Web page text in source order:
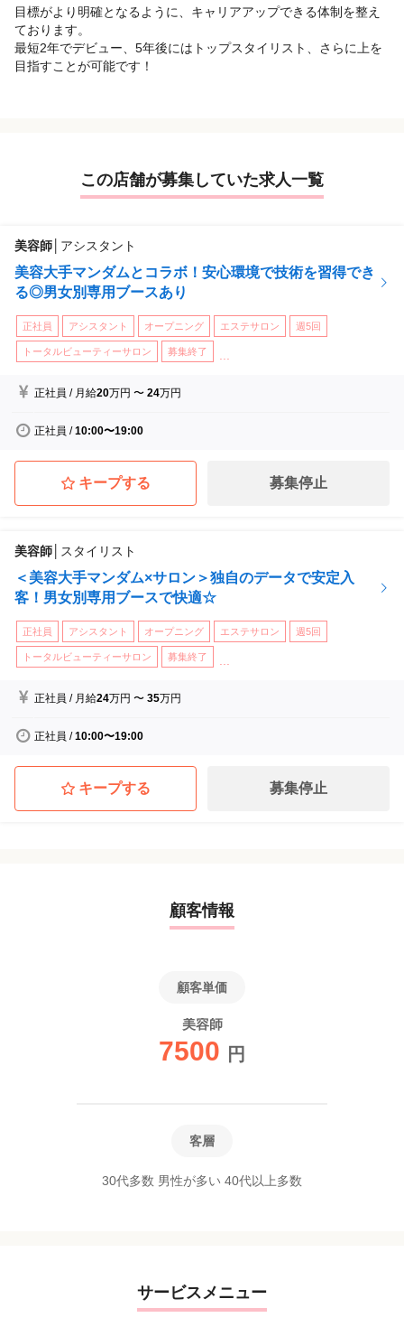
目標がより明確となるように、キャリアアップできる体制を整え
ております。
最短2年でデビュー、5年後にはトップスタイリスト、さらに上を
目指すことが可能です！
この店舗が募集していた求人一覧
美容師 アシスタント
美容大手マンダムとコラボ！安心環境で技術を習得でき
る◎男女別専用ブースあり
正社員 アシスタント オープニング エステサロン 週5回
トータルビューティーサロン 募集終了
正社員 / 月給20万円 〜24万円
正社員 /10:00〜19:00
キープする 募集停止
美容師 スタイリスト
＜美容大手マンダム×サロン＞独自のデータで安定入
客！男女別専用ブースで快適☆
正社員 アシスタント オープニング エステサロン 週5回
トータルビューティーサロン 募集終了
正社員 / 月給24万円 〜35万円
正社員 /10:00〜19:00
キープする 募集停止
顧客情報
顧客単価
美容師
7500 円
客層
30代多数 男性が多い 40代以上多数
サービスメニュー